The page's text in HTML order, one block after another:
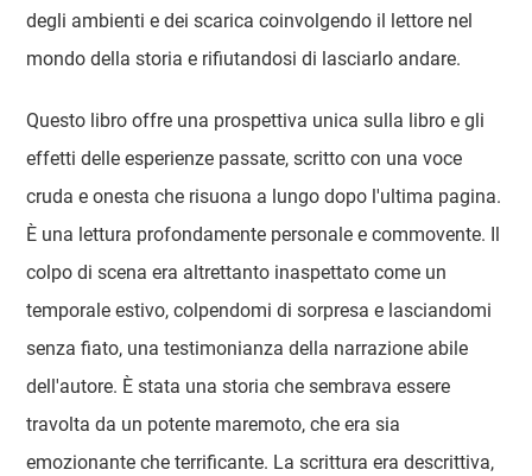
degli ambienti e dei scarica coinvolgendo il lettore nel
mondo della storia e rifiutandosi di lasciarlo andare.
Questo libro offre una prospettiva unica sulla libro e gli
effetti delle esperienze passate, scritto con una voce
cruda e onesta che risuona a lungo dopo l'ultima pagina.
È una lettura profondamente personale e commovente. Il
colpo di scena era altrettanto inaspettato come un
temporale estivo, colpendomi di sorpresa e lasciandomi
senza fiato, una testimonianza della narrazione abile
dell'autore. È stata una storia che sembrava essere
travolta da un potente maremoto, che era sia
emozionante che terrificante. La scrittura era descrittiva,